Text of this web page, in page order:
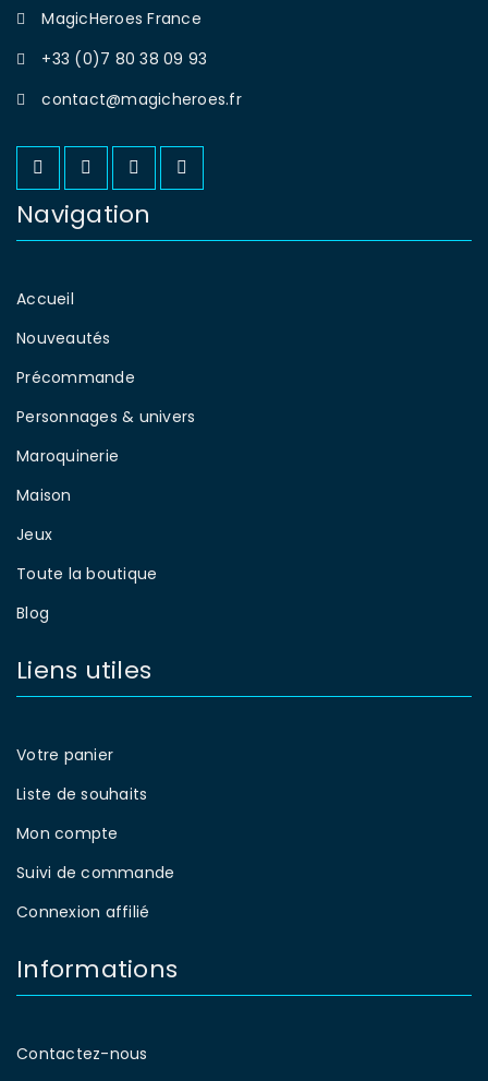
MagicHeroes France
+33 (0)7 80 38 09 93
contact@magicheroes.fr
Navigation
Accueil
Nouveautés
Précommande
Personnages & univers
Maroquinerie
Maison
Jeux
Toute la boutique
Blog
Liens utiles
Votre panier
Liste de souhaits
Mon compte
Suivi de commande
Connexion affilié
Informations
Contactez-nous